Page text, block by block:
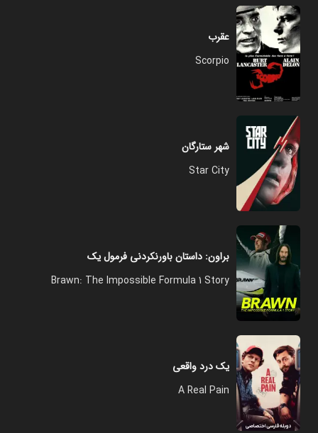
عقرب
Scorpio
شهر ستارگان
Star City
براون: داستان باورنکردنی فرمول یک
Brawn: The Impossible Formula 1 Story
یک درد واقعی
A Real Pain